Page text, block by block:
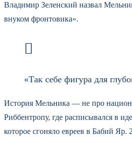
Владимир Зеленский назвал
внуком фронтовика».
«Так себе фигура для
История Мельника — не про
Риббентропу, где расписывался в
которое сгоняло евреев в Бабий